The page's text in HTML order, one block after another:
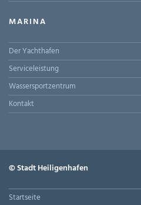
MARINA
Der Yachthafen
Serviceleistung
Wassersportzentrum
Kontakt
© Stadt Heiligenhafen
Startseite